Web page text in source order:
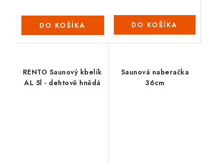
DO KOŠÍKA DO KOŠÍKA
RENTO Saunový kbelík
AL 5l - dehtově hnědá
Saunová naberačka
36cm